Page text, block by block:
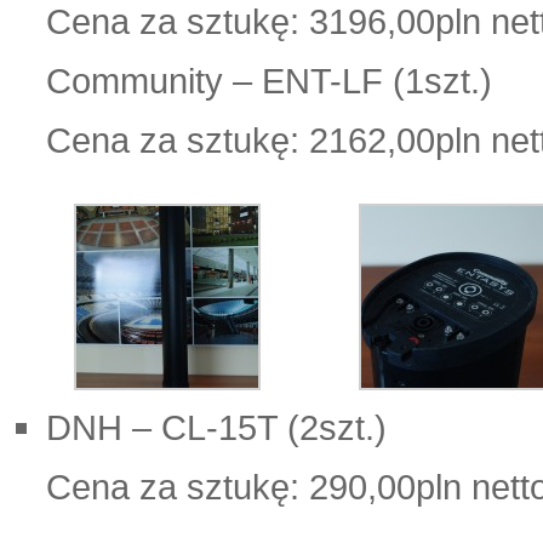
Cena za sztukę: 3196,00pln
Community – ENT-LF (1szt.)
Cena za sztukę: 2162,00pln
DNH – CL-15T (2szt.)
Cena za sztukę: 290,00pln